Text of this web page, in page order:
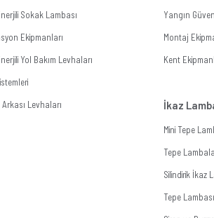
Sokak Lambası
Ekipmanları
Yol Bakım Levhaları
Levhaları
Yangın
Montaj
Kent
İkaz
Mini Tepe
Tepe
Silindirik İkaz
Tepe